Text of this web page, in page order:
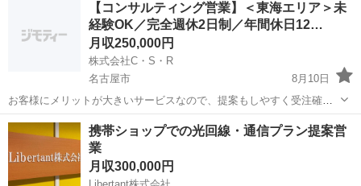
【コンサルティング営業】＜東海エリア＞未
経験OK／完全週休2日制／年間休日12…
月収250,000円
株式会社C・S・R
名古屋市
8月10日
お客様にメリットが大きいサービスなので、提案もしやすく受注確率
も高い！お任せするのは、電話回線を利用した通信コスト削減の提案
や、オフィスに関する必需品のコスト削減・見直し”のお手伝い。 お客
様にとってメリットが大きいので契...
愛知 名古屋市 代理店営業 未経験
携帯ショップでの光回線・通信プラン提案営
業
月収300,000円